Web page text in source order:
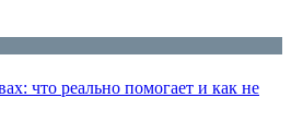
что реально помогает и как не